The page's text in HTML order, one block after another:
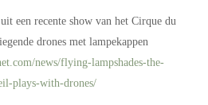
een recente show van het Cirque du
drones met lampekappen
news/flying-lampshades-the-
plays-with-drones/